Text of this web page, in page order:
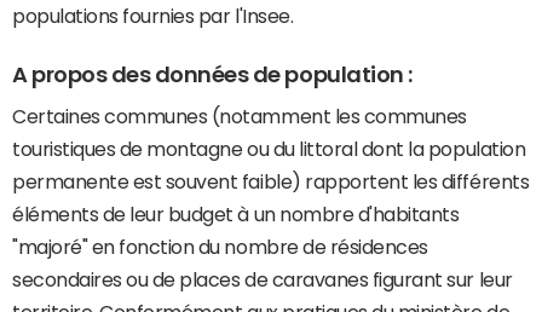
populations fournies par l'Insee.
A propos des données de population :
Certaines communes (notamment les communes
touristiques de montagne ou du littoral dont la population
permanente est souvent faible) rapportent les différents
éléments de leur budget à un nombre d'habitants
"majoré" en fonction du nombre de résidences
secondaires ou de places de caravanes figurant sur leur